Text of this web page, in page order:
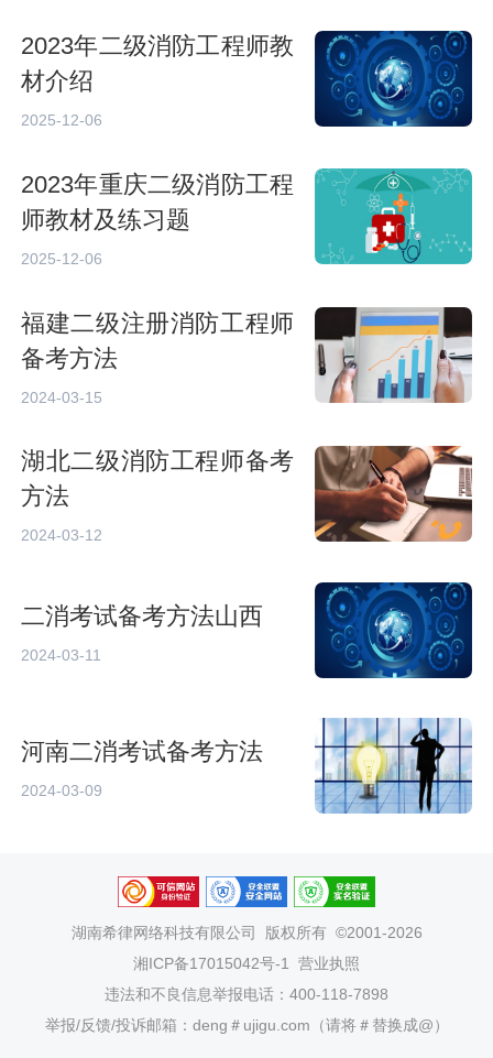
2023年二级消防工程师教
材介绍
2025-12-06
2023年重庆二级消防工程
师教材及练习题
2025-12-06
福建二级注册消防工程师
备考方法
2024-03-15
湖北二级消防工程师备考
方法
2024-03-12
二消考试备考方法山西
2024-03-11
河南二消考试备考方法
2024-03-09
湖南希律网络科技有限公司
版权所有 ©2001-2026
湘ICP备17015042号-1 营业执照
违法和不良信息举报电话：400-118-7898
举报/反馈/投诉邮箱：deng＃ujigu.com（请将＃替换成@）